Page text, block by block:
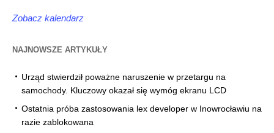
Zobacz kalendarz
NAJNOWSZE ARTYKUŁY
Urząd stwierdził poważne naruszenie w przetargu na
samochody. Kluczowy okazał się wymóg ekranu LCD
Ostatnia próba zastosowania lex developer w Inowrocławiu na
razie zablokowana